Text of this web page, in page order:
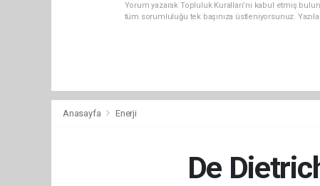
Yorum yazarak Topluluk Kuralları’nı kabul etmiş
tüm sorumluluğu tek başınıza üstleniyorsunuz.
Anasayfa Enerji
De